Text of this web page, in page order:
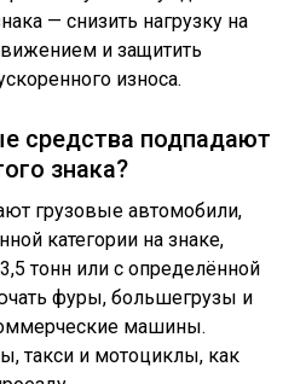
— снизить нагрузку на
и защитить
износа.
средства подпадают
знака?
грузовые автомобили,
категории на знаке,
тонн или с определённой
фуры, большегрузы и
машины.
такси и мотоциклы, как